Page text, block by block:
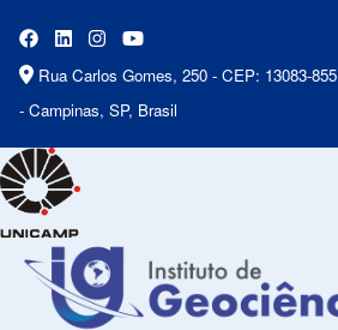
Rua Carlos Gomes, 250 - CEP: 13083-855
- Campinas, SP, Brasil